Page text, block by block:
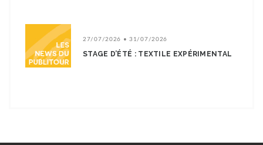
27/07/2026 • 31/07/2026
STAGE D’ÉTÉ : TEXTILE EXPÉRIMENTAL